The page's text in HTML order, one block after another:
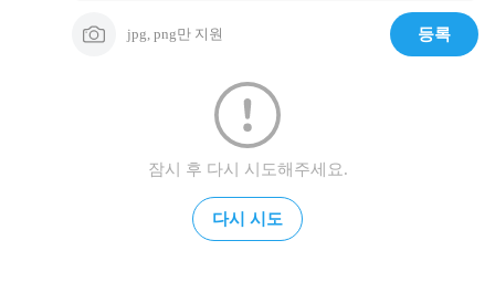
jpg, png만 지원 등록
잠시 후 다시 시도해주세요.
다시 시도